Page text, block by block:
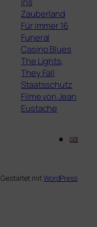
Zauberland
Für immer 16
Funeral
Casino Blues
The Lights,
They Fall
Staatsschutz
Filme von Jean
Eustache
Gestaltet mitWordPress